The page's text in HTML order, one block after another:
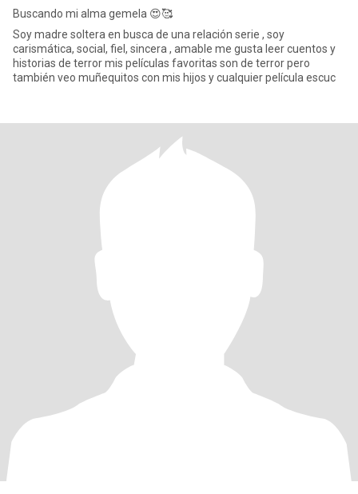
Buscando mi alma gemela 😍🥰
Soy madre soltera en busca de una relación serie , soy
carismática, social, fiel, sincera , amable me gusta leer cuentos y
historias de terror mis películas favoritas son de terror pero
también veo muñequitos con mis hijos y cualquier película escuc